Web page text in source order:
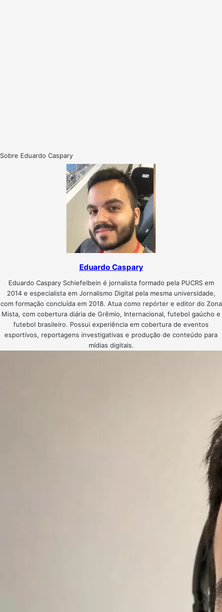
Sobre Eduardo Caspary
Eduardo Caspary
Eduardo Caspary Schiefelbein é jornalista formado pela PUCRS em
2014 e especialista em Jornalismo Digital pela mesma universidade,
com formação concluída em 2018. Atua como repórter e editor do Zona
Mista, com cobertura diária de Grêmio, Internacional, futebol gaúcho e
futebol brasileiro. Possui experiência em cobertura de eventos
esportivos, reportagens investigativas e produção de conteúdo para
mídias digitais.